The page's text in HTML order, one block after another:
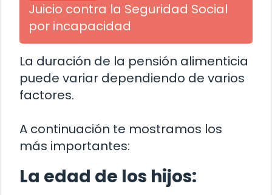
Juicio contra la Seguridad Social
por incapacidad
La duración de la pensión alimenticia
puede variar dependiendo de varios
factores.
A continuación te mostramos los
más importantes:
La edad de los hijos: